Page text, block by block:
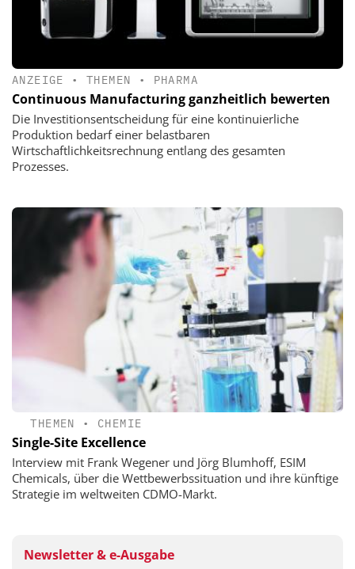
ANZEIGE •THEMEN • PHARMA
Continuous Manufacturing ganzheitlich bewerten
Die Investitionsentscheidung für eine kontinuierliche
Produktion bedarf einer belastbaren
Wirtschaftlichkeitsrechnung entlang des gesamten
Prozesses.
THEMEN • CHEMIE
Single-Site Excellence
Interview mit Frank Wegener und Jörg Blumhoff, ESIM
Chemicals, über die Wettbewerbssituation und ihre künftige
Strategie im weltweiten CDMO-Markt.
Newsletter & e-Ausgabe